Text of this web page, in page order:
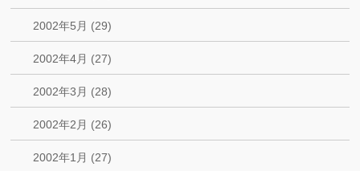
2002年5月 (29)
2002年4月 (27)
2002年3月 (28)
2002年2月 (26)
2002年1月 (27)